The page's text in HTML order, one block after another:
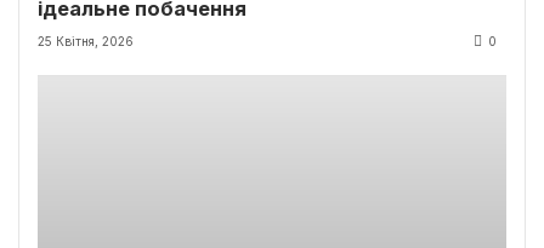
ідеальне побачення
25 Квітня, 2026 0